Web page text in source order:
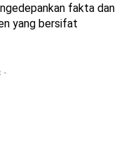
fakta dan
yang bersifat
-